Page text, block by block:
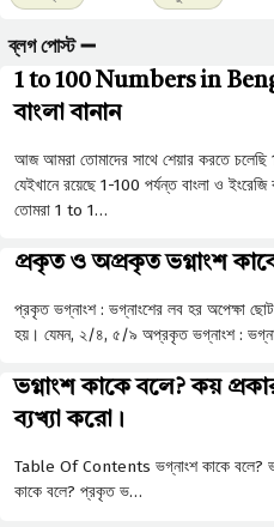
ব্লগ পোস্ট ➖
1 to 100 Numbers in
বাংলা বানান
আজ আমরা তোমাদের সাথে শেয়ার করতে
যেইখানে রয়েছে 1-100 পর্যন্ত বাংলা ও
তোমরা 1 to 1…
প্রকৃত ও অপ্রকৃত ভগ্নাংশ
প্রকৃত ভগ্নাংশ : ভগ্নাংশের লব হর অপেক্ষা
হয়। যেমন, ২/৪, ৫/৯ অপ্রকৃত ভগ্নাংশ :
ভগ্নাংশ কাকে বলে? কয়
ব্যখ্যা করো।
Table Of Contents ভগ্নাংশ কাকে বলে?
কাকে বলে? প্রকৃত ভ…